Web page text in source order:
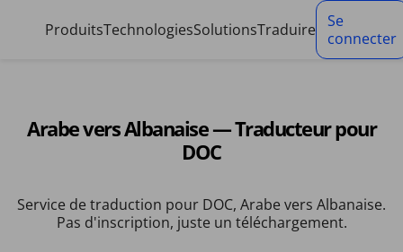
ProduitsTechnologiesSolutionsTraduire
Se
connecter
Arabe vers Albanaise — Traducteur pour
DOC
Service de traduction pour DOC, Arabe vers Albanaise.
Pas d'inscription, juste un téléchargement.